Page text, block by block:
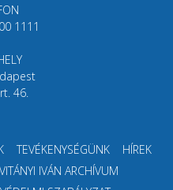
1111
46.
TEVÉKENYSÉGÜNK
HÍREK
VITÁNYI IVÁN ARCHÍVUM